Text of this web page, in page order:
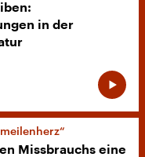
in der
Missbrauchs eine